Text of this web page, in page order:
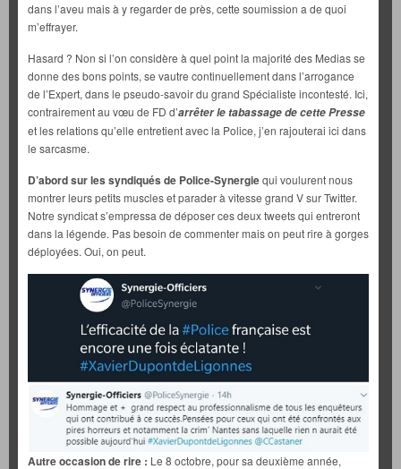
dans l’aveu mais à y regarder de près, cette soumission a de quoi
m’effrayer.
Hasard ? Non si l’on considère à quel point la majorité des Medias se
donne des bons points, se vautre continuellement dans l’arrogance
de l’Expert, dans le pseudo-savoir du grand Spécialiste incontesté. Ici,
contrairement au vœu de FD d’arrêter le tabassage de cette Presse
et les relations qu’elle entretient avec la Police, j’en rajouterai ici dans
le sarcasme.
D’abord sur les syndiqués de Police-Synergiequi voulurent nous
montrer leurs petits muscles et parader à vitesse grand V sur Twitter.
Notre syndicat s’empressa de déposer ces deux tweets qui entreront
dans la légende. Pas besoin de commenter mais on peut rire à gorges
déployées. Oui, on peut.
Autre occasion de rire : Le 8 octobre, pour sa deuxième année,